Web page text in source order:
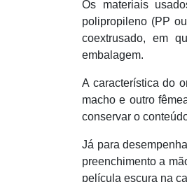
Os materiais
polipropileno (PP
coextrusado, em
embalagem.
A característica do
macho e outro
conservar o
Já para
preenchimento a
película escura na